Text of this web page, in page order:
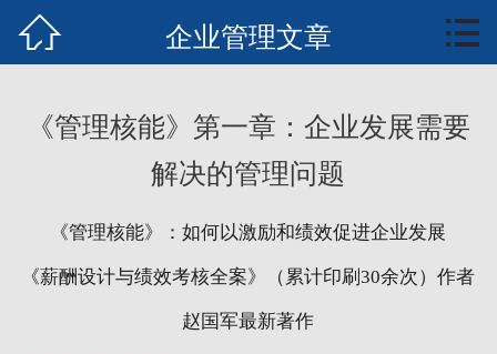
知识中心
 企业管理文章 
《管理核能》第一章：企业发展需要
解决的管理问题
《管理核能》：如何以激励和绩效促进企业发展
《薪酬设计与绩效考核全案》（累计印刷30余次）作者
赵国军最新著作